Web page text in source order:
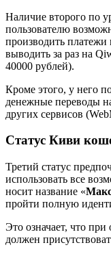
Наличие второго по
пользователю
производить
выводить за раз на
40000 рублей).
Кроме этого, у него
денежные переводы
других сервисов
Статус Киви
Третий статус
использовать все
носит название «
пройти полную
Это означает, что
должен